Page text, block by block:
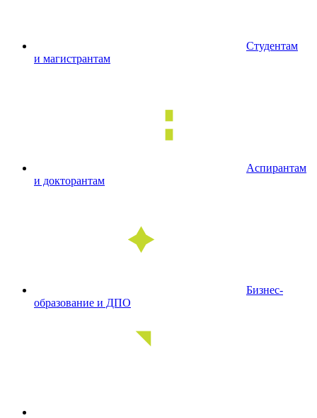
Студентам
и магистрантам
Аспирантам
и докторантам
Бизнес-
образование и ДПО